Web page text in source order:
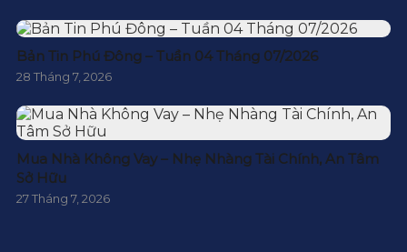
Bản Tin Phú Đông – Tuần 04 Tháng 07/2026
28 Tháng 7, 2026
Mua Nhà Không Vay – Nhẹ Nhàng Tài Chính, An Tâm
Sở Hữu
27 Tháng 7, 2026